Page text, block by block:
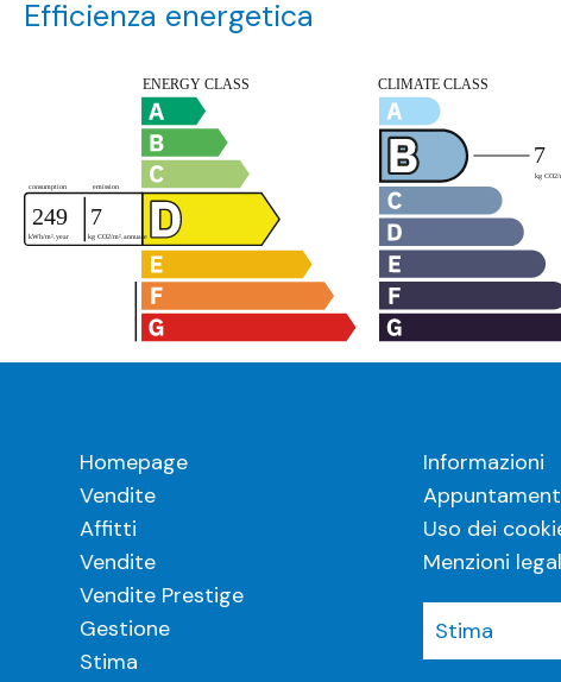
Efficienza energetica
Homepage
Vendite
Affitti
Vendite
Vendite Prestige
Gestione
Stima
Informazioni
Uso dei
Menzioni
Stima